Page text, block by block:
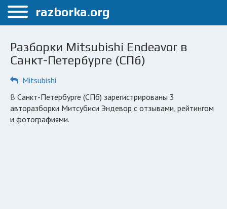
Меню
Санкт-Петербург
Автосервисы
Разборки Mitsubishi Endeavor в
Санкт-Петербурге (СПб)
Mitsubishi
в Санкт-Петербурге (СПб) зарегистрированы 3
авторазборки Митсубиси Эндевор с отзывами, рейтингом
и фотографиями.
razborka.org